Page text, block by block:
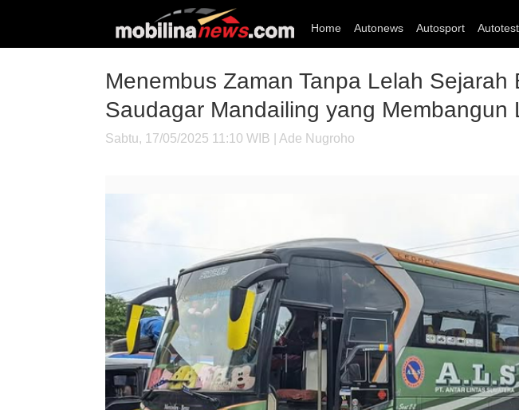
Home Autonews Autosport Autotest
Menembus Zaman Tanpa Lelah Sejarah
Saudagar Mandailing yang Membangun
Sabtu, 17/05/2025 11:10 WIB | Ade Nugroho